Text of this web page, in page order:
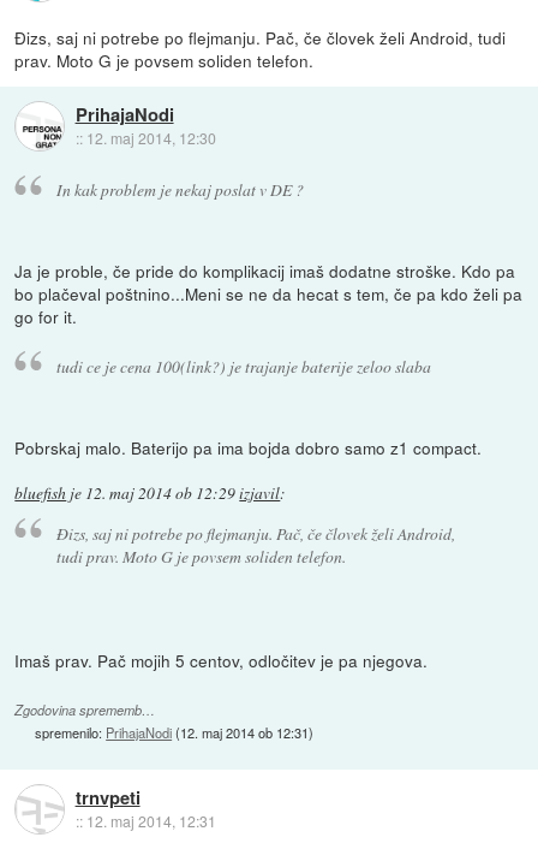
Đizs, saj ni potrebe po flejmanju. Pač, če človek želi Android, tudi
prav. Moto G je povsem soliden telefon.
PrihajaNodi
:: 12. maj 2014, 12:30
In kak problem je nekaj poslat v DE ?
Ja je proble, če pride do komplikacij imaš dodatne stroške. Kdo pa
bo plačeval poštnino...Meni se ne da hecat s tem, če pa kdo želi pa
go for it.
tudi ce je cena 100(link?) je trajanje baterije zeloo slaba
Pobrskaj malo. Baterijo pa ima bojda dobro samo z1 compact.
bluefish je 12. maj 2014 ob 12:29izjavil:
Đizs, saj ni potrebe po flejmanju. Pač, če človek želi Android,
tudi prav. Moto G je povsem soliden telefon.
Imaš prav. Pač mojih 5 centov, odločitev je pa njegova.
Zgodovina sprememb…
spremenilo: PrihajaNodi(12. maj 2014 ob 12:31)
trnvpeti
:: 12. maj 2014, 12:31